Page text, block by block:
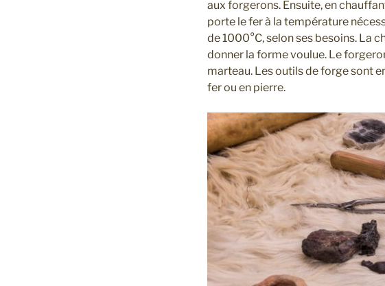
aux forgerons. Ensuite, en
porte le fer à la température
de 1000°C, selon ses besoins. La
donner la forme voulue. Le
marteau. Les outils de forge sont
fer ou en pierre.